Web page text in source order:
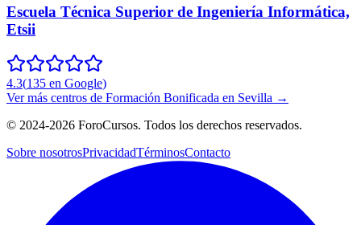
Escuela Técnica Superior de Ingeniería Informática,
Etsii
4.3(135 en Google)
Ver más centros de Formación Bonificada en Sevilla →
© 2024-2026 ForoCursos. Todos los derechos reservados.
Sobre nosotrosPrivacidadTérminosContacto